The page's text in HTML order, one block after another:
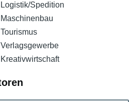
Logistik/Spedition
Maschinenbau
Tourismus
Verlagsgewerbe
Kreativwirtschaft